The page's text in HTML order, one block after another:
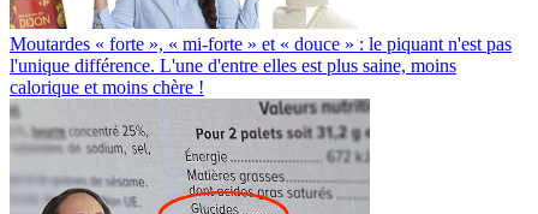
Moutardes « forte », « mi-forte » et « douce » : le piquant n'est pas
l'unique différence. L'une d'entre elles est plus saine, moins
calorique et moins chère !